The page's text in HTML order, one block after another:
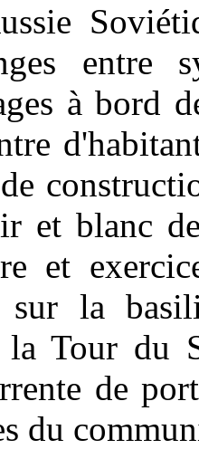
entre
à bord
et blanc
et
la
Tour du
de
du